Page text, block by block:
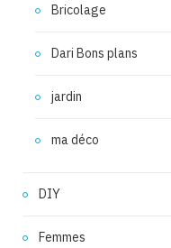
Bricolage
Dari Bons plans
jardin
ma déco
DIY
Femmes